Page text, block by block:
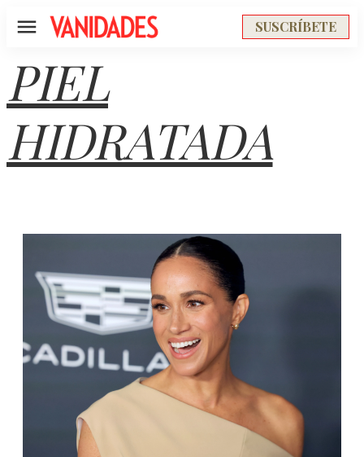
Menú SUSCRÍBETE
PIEL
HIDRATADA